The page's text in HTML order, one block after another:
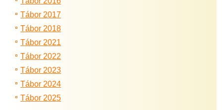
Tábor 2017
Tábor 2018
Tábor 2021
Tábor 2022
Tábor 2023
Tábor 2024
Tábor 2025